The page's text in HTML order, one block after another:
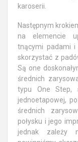
karoserii.
Następnym
na elemencie
tnącymi padami i
skorzystać z
Są one
średnich
typu One Step,
jednoetapowej,
średnich
połysku i jego
jednak zależy